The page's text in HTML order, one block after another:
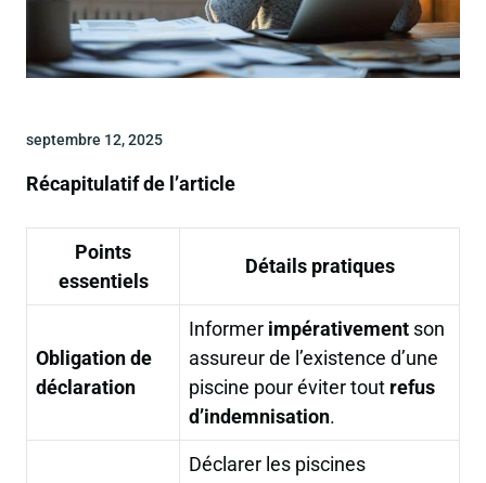
septembre 12, 2025
Récapitulatif de l’article
Points
essentiels
Détails pratiques
Obligation de
déclaration
Informer impérativement son
assureur de l’existence d’une
piscine pour éviter tout refus
d’indemnisation.
Déclarer les piscines